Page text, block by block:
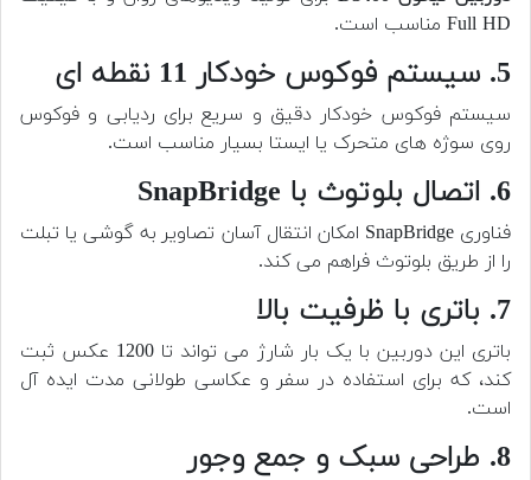
Full HD مناسب است.
5. سیستم فوکوس خودکار 11 نقطه ای
سیستم فوکوس خودکار دقیق و سریع برای ردیابی و فوکوس
روی سوژه های متحرک یا ایستا بسیار مناسب است.
6. اتصال بلوتوث با SnapBridge
فناوری SnapBridge امکان انتقال آسان تصاویر به گوشی یا تبلت
را از طریق بلوتوث فراهم می کند.
7. باتری با ظرفیت بالا
باتری این دوربین با یک بار شارژ می تواند تا 1200 عکس ثبت
کند، که برای استفاده در سفر و عکاسی طولانی مدت ایده آل
است.
8. طراحی سبک و جمع وجور